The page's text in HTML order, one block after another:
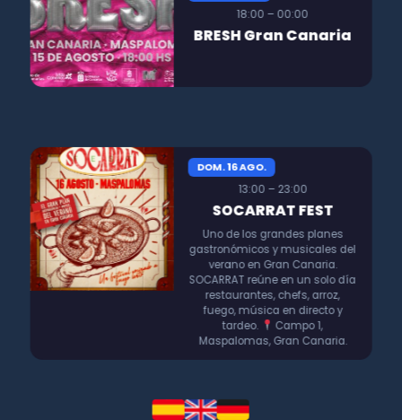
18:00 – 00:00
BRESH Gran Canaria
DOM. 16 AGO.
13:00 – 23:00
SOCARRAT FEST
Uno de los grandes planes
gastronómicos y musicales del
verano en Gran Canaria.
SOCARRAT reúne en un solo día
restaurantes, chefs, arroz,
fuego, música en directo y
tardeo.
Campo 1,
Maspalomas, Gran Canaria.